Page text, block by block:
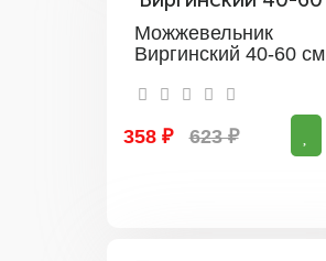
Можжевельник
Виргинский 40-60 см
358 ₽ 623 ₽